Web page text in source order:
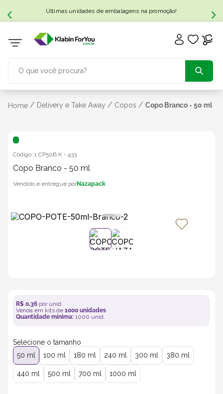
Últimas unidades de embalagens na promoção!
Home / Delivery e Take Away / Copos / Copo Branco - 50 ml
Código: 1 CP50B K - 433
Copo Branco - 50 ml
Nazapack
R$ 0,36 por unid.
Venda em kits de 1000 unidades
Quantidade mínima: 1000 unid.
Selecione o tamanho
50 ml
100 ml 180 ml 240 ml 300 ml 380 ml
440 ml 500 ml 700 ml 1000 ml
TERMOS MAIS BUSCADOS
4º
5º transporte
9º bebidas
10º papel semente